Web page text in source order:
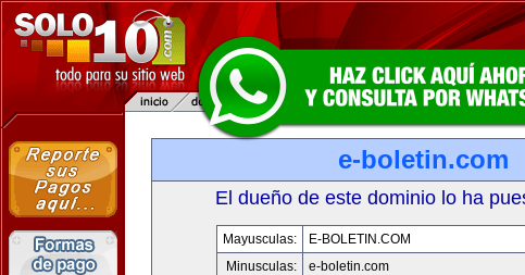
e-boletin.com
El dueño de este dominio lo ha
Mayusculas:
E-BOLETIN.COM
Minusculas:
e-boletin.com